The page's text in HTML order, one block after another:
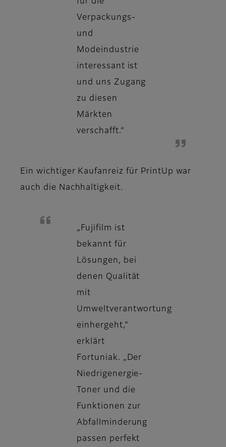
Verpackungs-
und
Modeindustrie
interessant ist
und uns Zugang
zu diesen
Märkten
verschafft.“
Ein wichtiger Kaufanreiz für PrintUp war
auch die Nachhaltigkeit.
„Fujifilm ist
bekannt für
Lösungen, bei
denen Qualität
mit
Umweltverantwortung
einhergeht,“
erklärt
Fortuniak. „Der
Niedrigenergie-
Toner und die
Funktionen zur
Abfallminderung
passen perfekt